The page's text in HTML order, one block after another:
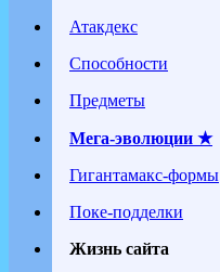
Атакдекс
Способности
Предметы
Мега-эволюции ★
Гигантамакс-формы
Поке-подделки
Жизнь сайта